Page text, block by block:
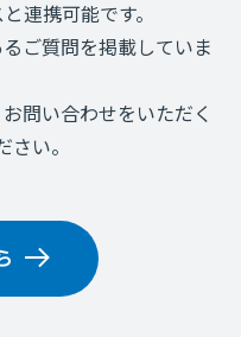
連携可能です。
ご質問を掲載していま
問い合わせをいただく
い。